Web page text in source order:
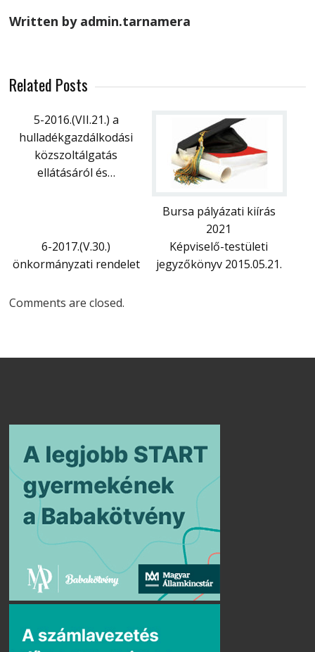
Written by admin.tarnamera
Related Posts
5-2016.(VII.21.) a
hulladékgazdálkodási
közszoltálgatás
ellátásáról és…
Bursa pályázati kiírás
2021
6-2017.(V.30.)
önkormányzati rendelet
Képviselő-testületi
jegyzőkönyv 2015.05.21.
Comments are closed.